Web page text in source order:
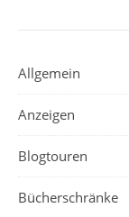
Allgemein
Anzeigen
Blogtouren
Bücherschränke